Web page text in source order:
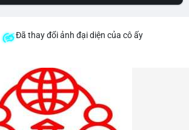
Đã thay đổi ảnh đại diện của cô ấy